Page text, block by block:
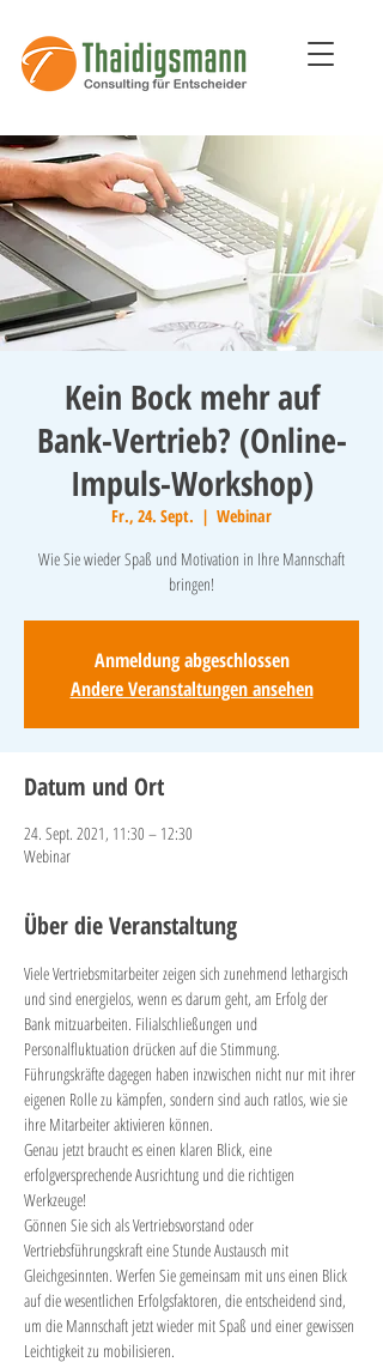
Kein Bock mehr auf
Bank-Vertrieb? (Online-
Impuls-Workshop)
Fr., 24. Sept.
  |
Webinar
Wie Sie wieder Spaß und Motivation in Ihre Mannschaft
bringen!
Anmeldung abgeschlossen
Andere Veranstaltungen ansehen
Datum und Ort
24. Sept. 2021, 11:30 – 12:30
Webinar
Über die Veranstaltung
Viele Vertriebsmitarbeiter zeigen sich zunehmend lethargisch
und sind energielos, wenn es darum geht, am Erfolg der
Bank mitzuarbeiten. Filialschließungen und
Personalfluktuation drücken auf die Stimmung.
Führungskräfte dagegen haben inzwischen nicht nur mit ihrer
eigenen Rolle zu kämpfen, sondern sind auch ratlos, wie sie
ihre Mitarbeiter aktivieren können.
Genau jetzt braucht es einen klaren Blick, eine
erfolgversprechende Ausrichtung und die richtigen
Werkzeuge!
Gönnen Sie sich als Vertriebsvorstand oder
Vertriebsführungskraft eine Stunde Austausch mit
Gleichgesinnten. Werfen Sie gemeinsam mit uns einen Blick
auf die wesentlichen Erfolgsfaktoren, die entscheidend sind,
um die Mannschaft jetzt wieder mit Spaß und einer gewissen
Leichtigkeit zu mobilisieren.